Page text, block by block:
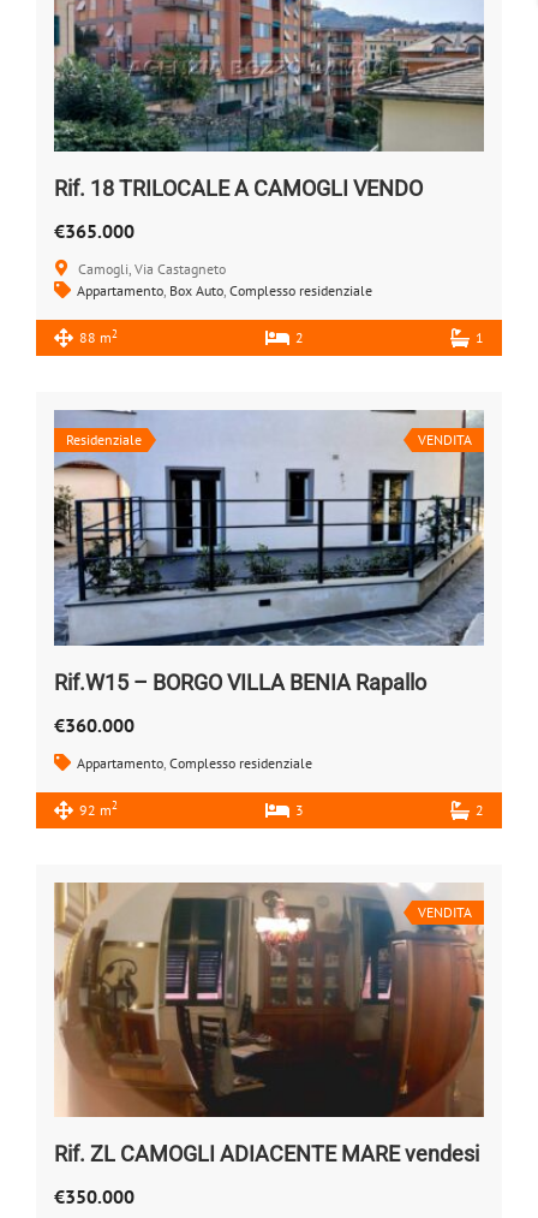
Rif. 18 TRILOCALE A CAMOGLI VENDO
€365.000
Camogli, Via Castagneto
Appartamento, Box Auto, Complesso residenziale
88 m2 2 1
Residenziale VENDITA
Rif.W15 – BORGO VILLA BENIA Rapallo
€360.000
Appartamento Complesso residenziale
92 m2 3 2
VENDITA
Rif. ZL CAMOGLI ADIACENTE MARE vendesi
€350.000